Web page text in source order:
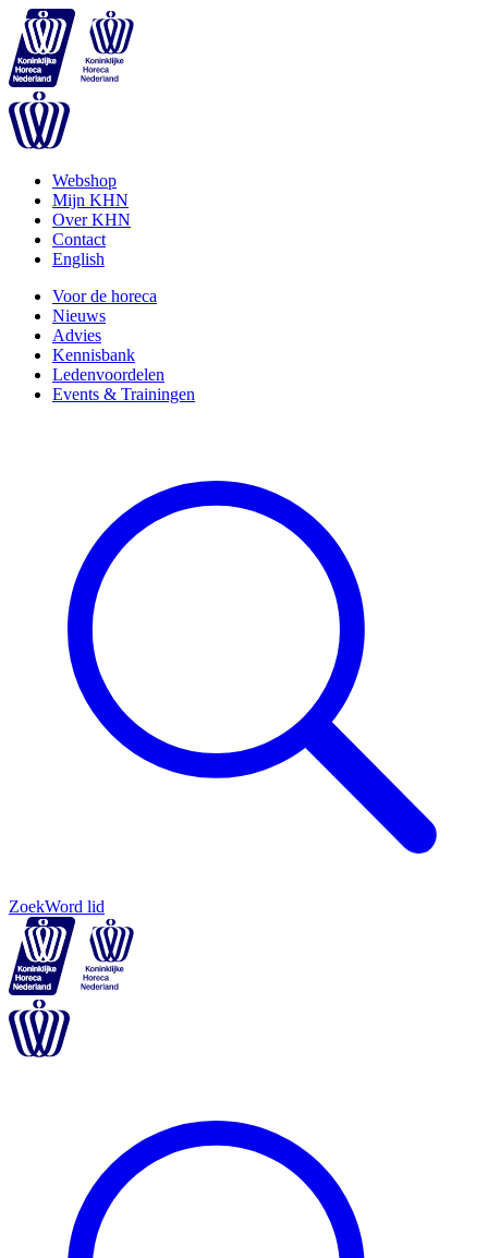
Webshop
Mijn KHN
Over KHN
Contact
English
Voor de horeca
Nieuws
Advies
Kennisbank
Ledenvoordelen
Events & Trainingen
ZoekWord lid